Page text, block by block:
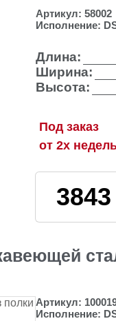
Артикул: 58002
Исполнение:
Длина:
Ширина:
Высота:
Под заказ
от 2х
3843
Артикул:
Исполнение: